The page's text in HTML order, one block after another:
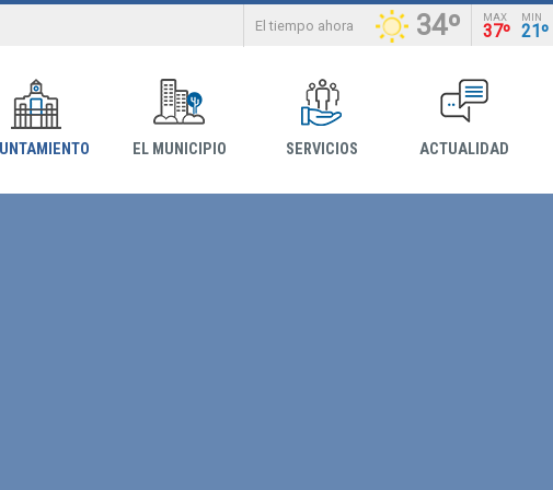
El tiempo ahora 34º MAX
37º
MIN
21º
EL MUNICIPIO SERVICIOS ACTUALIDAD